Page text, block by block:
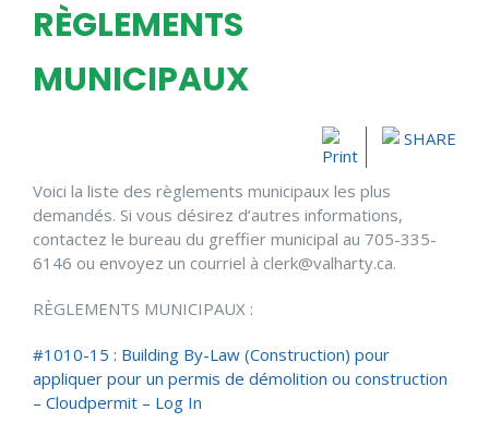
RÈGLEMENTS
MUNICIPAUX
SHARE
Voici la liste des règlements municipaux les plus
demandés. Si vous désirez d’autres informations,
contactez le bureau du greffier municipal au 705-335-
6146 ou envoyez un courriel à clerk@valharty.ca.
RÈGLEMENTS MUNICIPAUX :
#1010-15 : Building By-Law (Construction) pour
appliquer pour un permis de démolition ou construction
– Cloudpermit – Log In